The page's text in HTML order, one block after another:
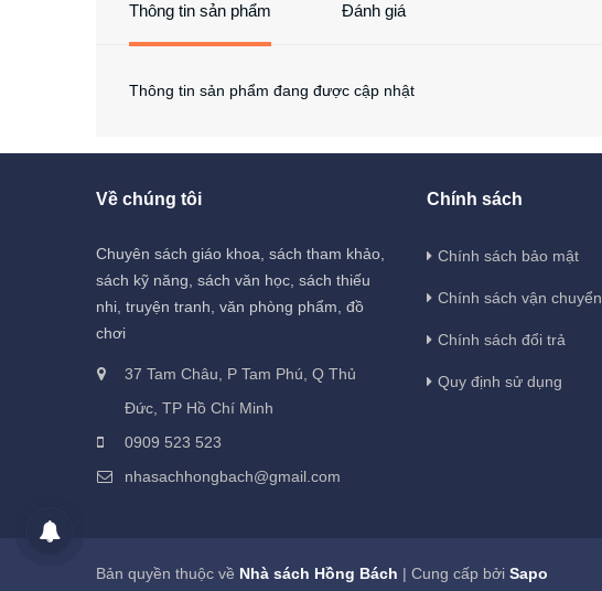
Thông tin sản phẩm Đánh giá
Thông tin sản phẩm đang được cập nhật
Về chúng tôi
Chuyên sách giáo khoa, sách tham khảo,
sách kỹ năng, sách văn học, sách thiếu
nhi, truyện tranh, văn phòng phẩm, đồ
chơi
37 Tam Châu, P Tam Phú, Q Thủ
Đức, TP Hồ Chí Minh
0909 523 523
nhasachhongbach@gmail.com
Chính sách
Chính sách bảo mật
Chính sách vận chuyển
Chính sách đổi trả
Quy định sử dụng
Bản quyền thuộc về Nhà sách Hồng Bách | Cung cấp bởi Sapo